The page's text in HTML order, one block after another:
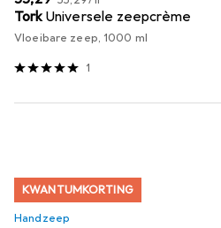
TorkUniversele zeepcrème
Vloeibare zeep, 1000 ml
1
KWANTUMKORTING
Handzeep